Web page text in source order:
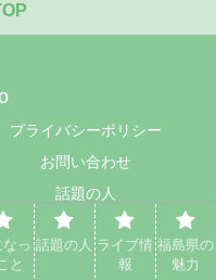
プライバシーポリシー
お問い合わせ
話題の人
福島県の魅力
っ
と
話題の人 ライブ情
報
福島県の
魅力